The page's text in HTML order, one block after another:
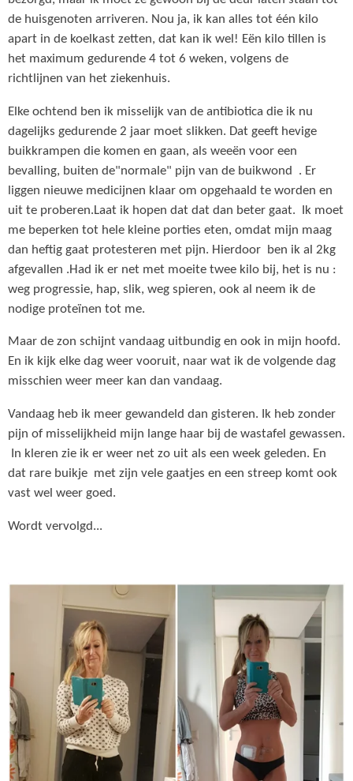
de huisgenoten arriveren. Nou ja, ik kan alles tot één kilo
apart in de koelkast zetten, dat kan ik wel! Eën kilo tillen is
het maximum gedurende 4 tot 6 weken, volgens de
richtlijnen van het ziekenhuis.
Elke ochtend ben ik misselijk van de antibiotica die ik nu
dagelijks gedurende 2 jaar moet slikken. Dat geeft hevige
buikkrampen die komen en gaan, als weeën voor een
bevalling, buiten de"normale" pijn van de buikwond . Er
liggen nieuwe medicijnen klaar om opgehaald te worden en
uit te proberen.Laat ik hopen dat dat dan beter gaat. Ik moet
me beperken tot hele kleine porties eten, omdat mijn maag
dan heftig gaat protesteren met pijn. Hierdoor ben ik al 2kg
afgevallen .Had ik er net met moeite twee kilo bij, het is nu :
weg progressie, hap, slik, weg spieren, ook al neem ik de
nodige proteïnen tot me.
Maar de zon schijnt vandaag uitbundig en ook in mijn hoofd.
En ik kijk elke dag weer vooruit, naar wat ik de volgende dag
misschien weer meer kan dan vandaag.
Vandaag heb ik meer gewandeld dan gisteren. Ik heb zonder
pijn of misselijkheid mijn lange haar bij de wastafel gewassen.
In kleren zie ik er weer net zo uit als een week geleden. En
dat rare buikje met zijn vele gaatjes en een streep komt ook
vast wel weer goed.
Wordt vervolgd...